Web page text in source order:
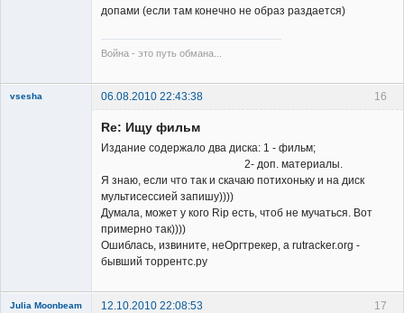
допами (если там конечно не образ раздается)
Война - это путь обмана...
16
vsesha 06.08.2010 22:43:38
Re: Ищу фильм
Издание содержало два диска: 1 - фильм;
2- доп. материалы.
Я знаю, если что так и скачаю потихоньку и на диск
мультисессией запишу))))
Думала, может у кого Rip есть, чтоб не мучаться. Вот
примерно так))))
Ошиблась, извините, неОргтрекер, а rutracker.org -
бывший торрентс.ру
17
Julia Moonbeam 12.10.2010 22:08:53